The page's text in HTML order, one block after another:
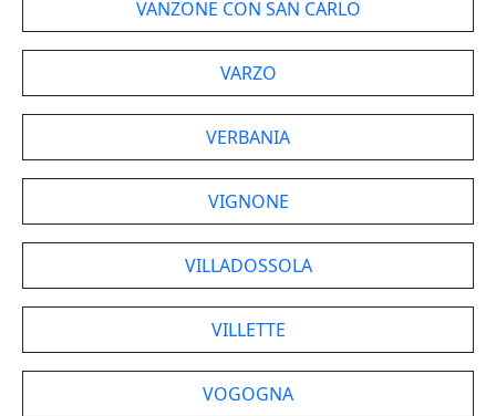
VANZONE CON SAN CARLO
VARZO
VERBANIA
VIGNONE
VILLADOSSOLA
VILLETTE
VOGOGNA